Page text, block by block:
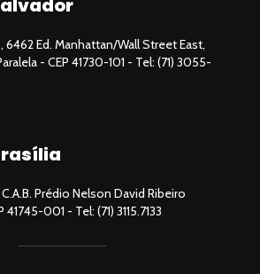
6462 Ed. Manhattan/Wall Street East,
- CEP 41730-101 - Tel: (71) 3055-
C.A.B. Prédio Nelson David Ribeiro
001 - Tel: (71) 3115.7133